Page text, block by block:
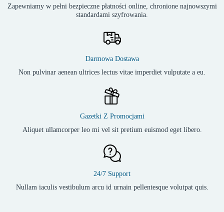
Zapewniamy w pełni bezpieczne płatności online, chronione najnowszymi
standardami szyfrowania.
Darmowa Dostawa
Non pulvinar aenean ultrices lectus vitae imperdiet vulputate a eu.
Gazetki Z Promocjami
Aliquet ullamcorper leo mi vel sit pretium euismod eget libero.
24/7 Support
Nullam iaculis vestibulum arcu id urnain pellentesque volutpat quis.